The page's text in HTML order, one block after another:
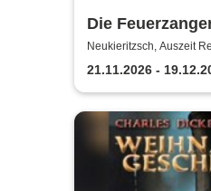
Die
Komödie
Neukieritzsch, Auszeit
Schwanenpark
21.11.2026 -